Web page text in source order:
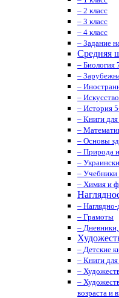
– 2 класс
– 3 класс
– 4 класс
– Задание
Средняя
– Биология
–
–
–
– История
– Книги
–
– Основы
– Природа
–
– Учебники
– Химия и
–
– Грамоты
– Дневники,
– Детские
– Книги
–
–
возраста и